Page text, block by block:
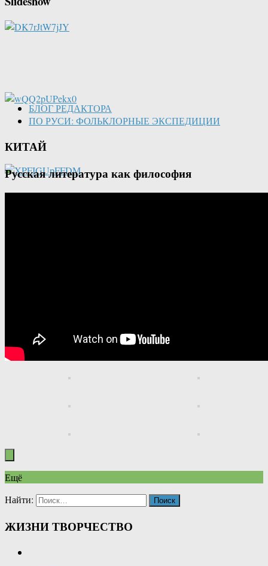
БЛОГ РЕДАКТОРА
ПО РУСИ: ФОЛЬКЛОРНЫЕ ЭКСПЕДИЦИИ
КИТАЙ
Русская литература как философия
Ещё
Найти:
ЖИЗНИ ТВОРЧЕСТВО